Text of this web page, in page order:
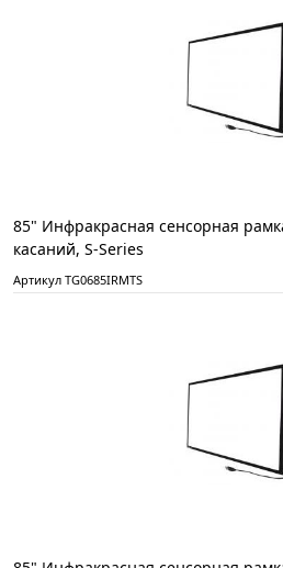
85" Инфракрасная сенсорная
касаний, S-Series
Артикул TG0685IRMTS